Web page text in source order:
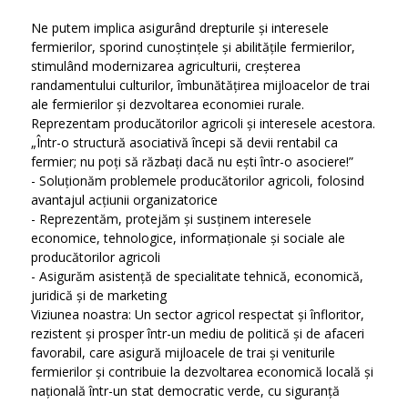
Ne putem implica asigurând drepturile și interesele
fermierilor, sporind cunoștințele și abilitățile fermierilor,
stimulând modernizarea agriculturii, creșterea
randamentului culturilor, îmbunătățirea mijloacelor de trai
ale fermierilor și dezvoltarea economiei rurale.
Reprezentam producătorilor agricoli și interesele acestora.
„Într-o structură asociativă începi să devii rentabil ca
fermier; nu poți să răzbați dacă nu ești într-o asociere!”
- Soluționăm problemele producătorilor agricoli, folosind
avantajul acțiunii organizatorice
- Reprezentăm, protejăm și susținem interesele
economice, tehnologice, informaționale și sociale ale
producătorilor agricoli
- Asigurăm asistență de specialitate tehnică, economică,
juridică și de marketing
Viziunea noastra: Un sector agricol respectat și înfloritor,
rezistent și prosper într-un mediu de politică și de afaceri
favorabil, care asigură mijloacele de trai și veniturile
fermierilor și contribuie la dezvoltarea economică locală și
națională într-un stat democratic verde, cu siguranță